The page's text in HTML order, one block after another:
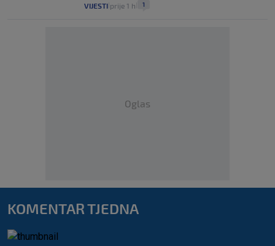
VIJESTI prije 1 h 1
Oglas
KOMENTAR TJEDNA